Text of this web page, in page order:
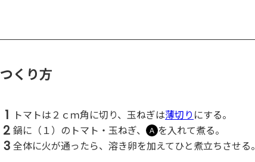
つくり方
1 トマトは２ｃｍ角に切り、玉ねぎは薄切り にする。
2 鍋に（１）のトマト・玉ねぎ、 Ａ を入れて煮る。
3 全体に火が通ったら、溶き卵を加えてひと煮立ちさせる。